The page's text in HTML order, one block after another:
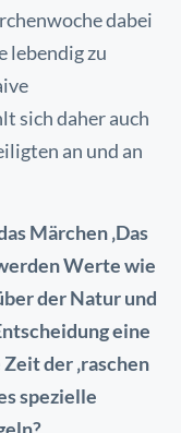
dabei
lebendig zu
sich daher auch
an und an
Märchen ‚Das
Werte wie
der Natur und
eine
der ‚raschen
spezielle